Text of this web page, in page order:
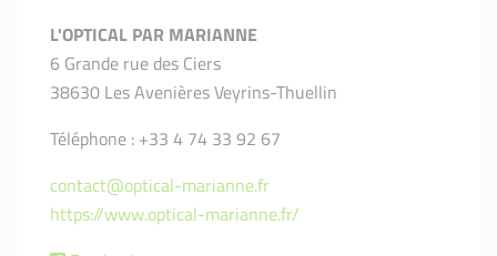
L'OPTICAL PAR MARIANNE
6 Grande rue des Ciers
38630 Les Avenières Veyrins-Thuellin
Téléphone : +33 4 74 33 92 67
contact@optical-marianne.fr
https://www.optical-marianne.fr/